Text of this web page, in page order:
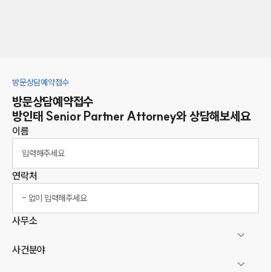
방문상담예약접수
방문상담예약접수
방인태 Senior Partner Attorney와 상담해보세요
이름
연락처
사무소
사건분야